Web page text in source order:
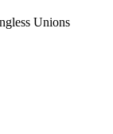
Unions